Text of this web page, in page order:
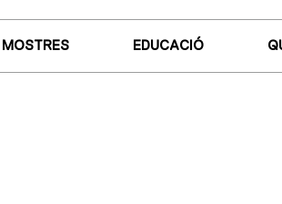
MOSTRES EDUCACIÓ